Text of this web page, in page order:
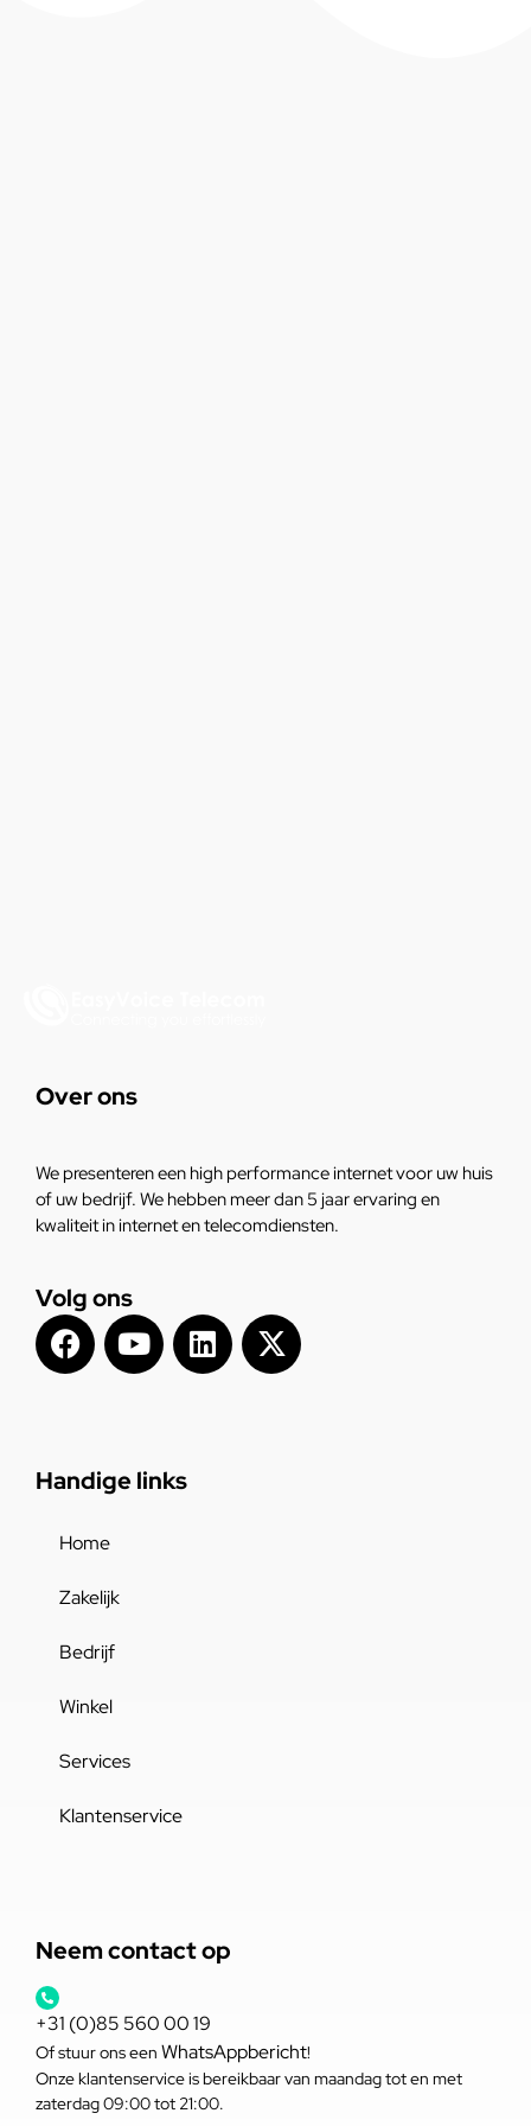
Over ons
We presenteren een high performance internet voor uw huis
of uw bedrijf. We hebben meer dan 5 jaar ervaring en
kwaliteit in internet en telecomdiensten.
Volg ons
Handige links
Home
Zakelijk
Bedrijf
Winkel
Services
Klantenservice
Neem contact op
+31 (0)85 560 00 19
Of stuur ons een WhatsAppbericht!
Onze klantenservice is bereikbaar van maandag tot en met
zaterdag 09:00 tot 21:00.